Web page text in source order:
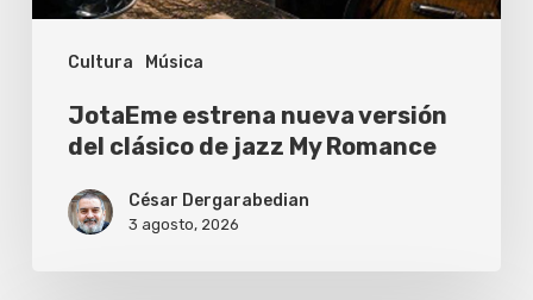
Cultura Música
My
Romance
JotaEme estrena nueva versión
del clásico de jazz My Romance
César Dergarabedian
3 agosto, 2026